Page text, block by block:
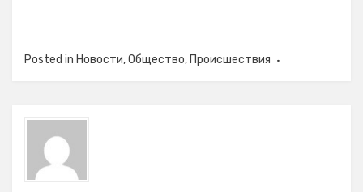
Posted in Новости,Общество, Происшествия